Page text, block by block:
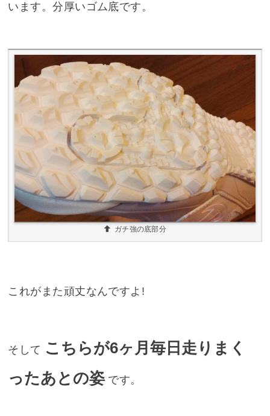
います。分厚いゴム底です。
ガチ強の底部分
これがまた頑丈なんですよ!
そして こちらが6ヶ月毎日走りまく
ったあとの姿 です。